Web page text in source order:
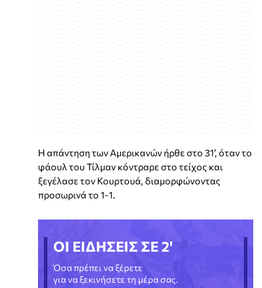
Η απάντηση των Αμερικανών ήρθε στο 31’, όταν το
φάουλ του Τίλμαν κόντραρε στο τείχος και
ξεγέλασε τον Κουρτουά, διαμορφώνοντας
προσωρινά το 1-1.
ΟΙ ΕΙΔΗΣΕΙΣ ΣΕ 2'
Όσα πρέπει να ξέρετε
για να ξεκινήσετε τη μέρα σας.